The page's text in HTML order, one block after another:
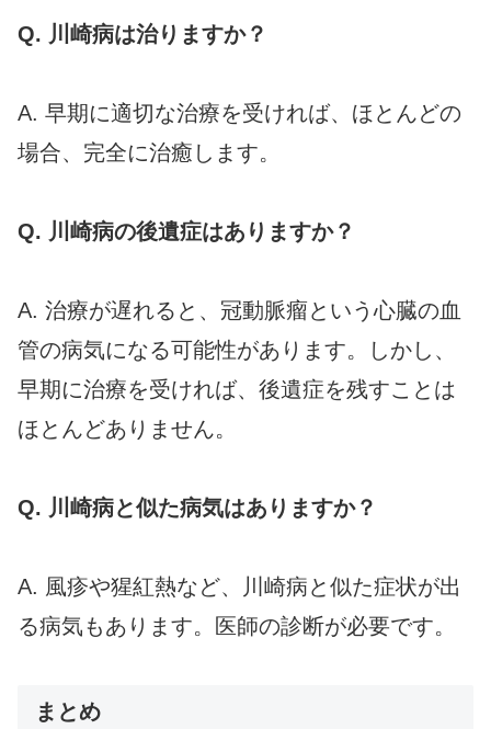
Q. 川崎病は治りますか？
A. 早期に適切な治療を受ければ、ほとんどの
場合、完全に治癒します。
Q. 川崎病の後遺症はありますか？
A. 治療が遅れると、冠動脈瘤という心臓の血
管の病気になる可能性があります。しかし、
早期に治療を受ければ、後遺症を残すことは
ほとんどありません。
Q. 川崎病と似た病気はありますか？
A. 風疹や猩紅熱など、川崎病と似た症状が出
る病気もあります。医師の診断が必要です。
まとめ